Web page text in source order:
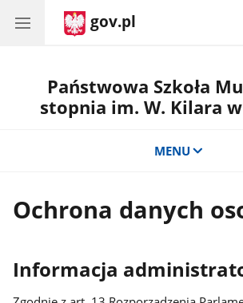
gov.pl
Państwowa Szkoła
stopnia im. W. Kilara
MENU
Ochrona danych
Informacja